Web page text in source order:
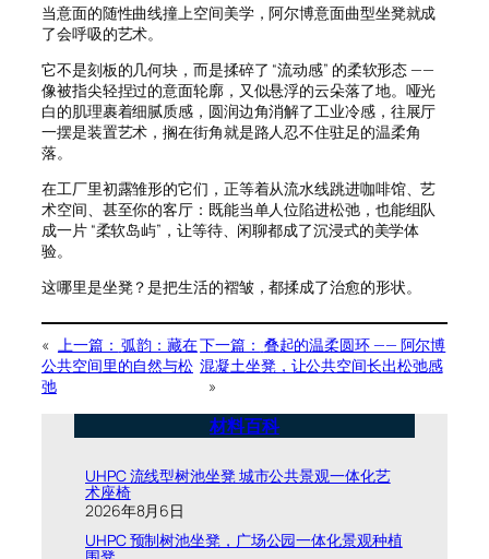
当意面的随性曲线撞上空间美学，阿尔博意面曲型坐凳就成
了会呼吸的艺术。
它不是刻板的几何块，而是揉碎了 “流动感” 的柔软形态 ——
像被指尖轻捏过的意面轮廓，又似悬浮的云朵落了地。哑光
白的肌理裹着细腻质感，圆润边角消解了工业冷感，往展厅
一摆是装置艺术，搁在街角就是路人忍不住驻足的温柔角
落。
在工厂里初露雏形的它们，正等着从流水线跳进咖啡馆、艺
术空间、甚至你的客厅：既能当单人位陷进松弛，也能组队
成一片 “柔软岛屿”，让等待、闲聊都成了沉浸式的美学体
验。
这哪里是坐凳？是把生活的褶皱，都揉成了治愈的形状。
« 上一篇： 弧韵：藏在
公共空间里的自然与松
弛
下一篇： 叠起的温柔圆环 —— 阿尔博
混凝土坐凳，让公共空间长出松弛感
»
材料百科
UHPC 流线型树池坐凳 城市公共景观一体化艺
术座椅
2026年8月6日
UHPC 预制树池坐凳，广场公园一体化景观种植